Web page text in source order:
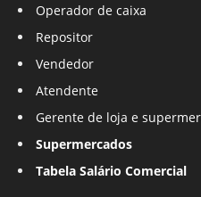
Operador de caixa
Repositor
Vendedor
Atendente
Gerente de loja e
Supermercados
Tabela Salário Comercial